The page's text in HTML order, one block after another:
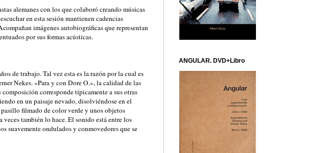
alemanes con los que colaboró creando músicas
en esta sesión mantienen cadencias
imágenes autobiográficas que representan
por sus formas acústicas.
de trabajo. Tal vez esta es la razón por la cual es
Nekes. «Para y con Dore O.», la calidad de las
corresponde típicamente a sus otras
en un paisaje nevado, disolviéndose en el
filmado de color verde y unos objetos
también lo hace. El sonido está entre los
suavemente ondulados y conmovedores que se
ANGULAR. DVD+Libro